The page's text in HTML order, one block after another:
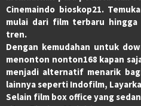
Cinemaindo bioskop21.
mulai dari film terbaru
tren.
Dengan kemudahan untuk
menonton nonton168 kapan
menjadi alternatif menarik
lainnya seperti Indofilm,
Selain film box office yang